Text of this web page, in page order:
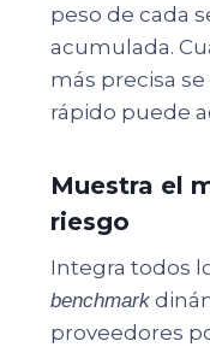
peso de cada
acumulada.
más precisa
rápido puede
Muestra el
riesgo
Integra todos
benchmark
proveedores